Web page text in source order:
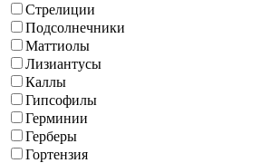
Стрелиции
Подсолнечники
Маттиолы
Лизиантусы
Каллы
Гипсофилы
Герминии
Герберы
Гортензия